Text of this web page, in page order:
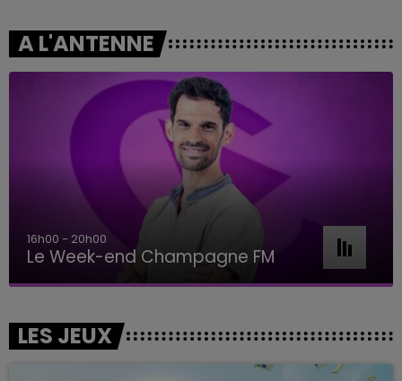
A L'ANTENNE
7h00 - 11h00
BEST OF
LES JEUX